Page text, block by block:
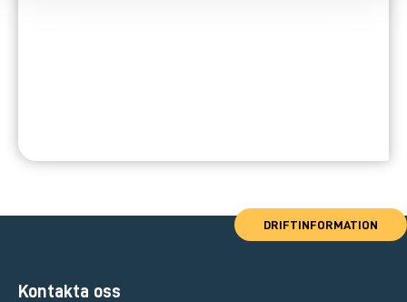
DRIFTINFORMATION
Kontakta oss